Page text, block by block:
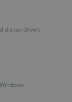
día tus drivers